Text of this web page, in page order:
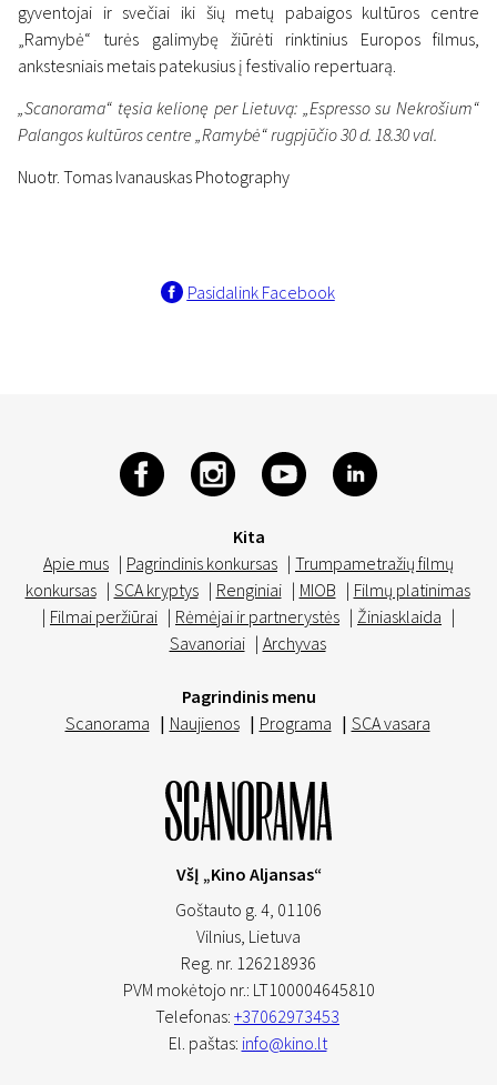
gyventojai ir svečiai iki šių metų pabaigos kultūros centre
„Ramybė“ turės galimybę žiūrėti rinktinius Europos filmus,
ankstesniais metais patekusius į festivalio repertuarą.
„Scanorama“ tęsia kelionę per Lietuvą: „Espresso su Nekrošium“
Palangos kultūros centre „Ramybė“ rugpjūčio 30 d. 18.30 val.
Nuotr. Tomas Ivanauskas Photography
Pasidalink Facebook
Kita
Apie mus | Pagrindinis konkursas | Trumpametražių filmų
konkursas | SCA kryptys | Renginiai | MIOB | Filmų platinimas
| Filmai peržiūrai | Rėmėjai ir partnerystės | Žiniasklaida |
Savanoriai | Archyvas
Pagrindinis menu
Scanorama | Naujienos | Programa | SCA vasara
VšĮ „Kino Aljansas“
Goštauto g. 4, 01106
Vilnius, Lietuva
Reg. nr. 126218936
PVM mokėtojo nr.: LT100004645810
Telefonas: +37062973453
El. paštas: info@kino.lt